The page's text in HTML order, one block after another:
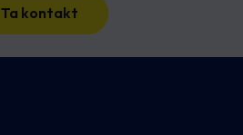
Ta kontakt